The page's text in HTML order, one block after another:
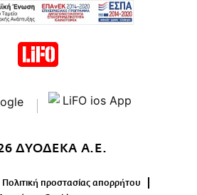
ΔΥΟΔΕΚΑ Α.Ε.
Πολιτική προστασίας απορρήτου